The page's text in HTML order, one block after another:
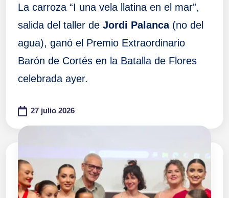
La carroza “I una vela llatina en el mar”,
salida del taller de Jordi Palanca(no del
agua), ganó el Premio Extraordinario
Barón de Cortés en la Batalla de Flores
celebrada ayer.
27 julio 2026